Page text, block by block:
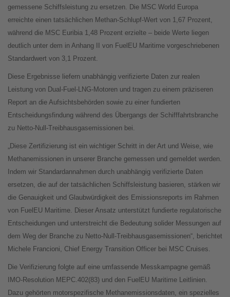
gemessene Schiffsleistung zu ersetzen. Die MSC World Europa
erreichte einen tatsächlichen Methan-Schlupf-Wert von 1,67 Prozent,
während die MSC Euribia 1,48 Prozent erzielte – beide Werte liegen
deutlich unter dem in Anhang II von FuelEU Maritime vorgeschriebenen
Standardwert von 3,1 Prozent.
Diese Ergebnisse liefern unabhängig verifizierte Daten zur realen
Leistung von Dual-Fuel-LNG-Motoren und tragen zu einem präziseren
Report an die Aufsichtsbehörden sowie zu einer fundierten
Entscheidungsfindung während des Übergangs der Schifffahrtsbranche
zu Netto-Null-Treibhausgasemissionen bei.
„Diese Zertifizierung ist ein wichtiger Schritt in der Art und Weise, wie
Methanemissionen in unserer Branche gemessen und gemeldet werden.
Indem wir Standardannahmen durch unabhängig verifizierte Daten
ersetzen, die auf der tatsächlichen Schiffsleistung basieren, stärken wir
die Genauigkeit und Glaubwürdigkeit des Emissionsreports im Rahmen
von FuelEU Maritime. Dieser Ansatz unterstützt fundierte regulatorische
Entscheidungen und unterstreicht die Bedeutung solider Messungen auf
dem Weg der Branche zu Netto-Null-Treibhausgasemissionen“, berichtet
Michele Francioni, Chief Energy Transition Officer bei MSC Cruises.
Die Verifizierung folgte auf eine umfassende Messkampagne gemäß
IMO-Resolution MEPC.402(83) und den FuelEU Maritime Leitlinien.
Dazu gehörten motorspezifische Methanemissionsdaten, ein spezielles